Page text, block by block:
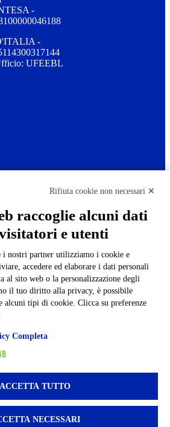
-
-
UFEEBL
il Pubblico
5363 volte
and powered by Gruppo Spaggiari
& New Social Media
Rifiuta cookie non necessari ✕
raccoglie alcuni dati
e utenti
i nostri partner utilizziamo i cookie e
accedere ed elaborare i dati personali
al sito web o la personalizzazione degli
il tuo diritto alla privacy, è possibile
alcuni tipi di cookie. Clicca su preferenze
Completa
ACCETTA TUTTO
NECESSARI